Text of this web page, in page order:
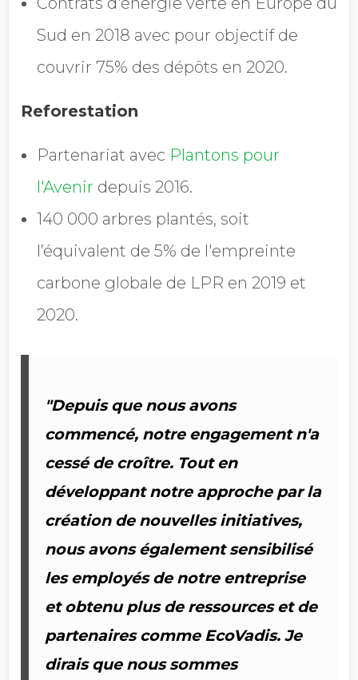
Sud en 2018 avec pour objectif de
couvrir 75% des dépôts en 2020.
Reforestation
Partenariat avec Plantons pour
l'Avenir depuis 2016.
140 000 arbres plantés, soit
l’équivalent de 5% de l'empreinte
carbone globale de LPR en 2019 et
2020.
"Depuis que nous avons
commencé, notre engagement n'a
cessé de croître. Tout en
développant notre approche par la
création de nouvelles initiatives,
nous avons également sensibilisé
les employés de notre entreprise
et obtenu plus de ressources et de
partenaires comme EcoVadis. Je
dirais que nous sommes